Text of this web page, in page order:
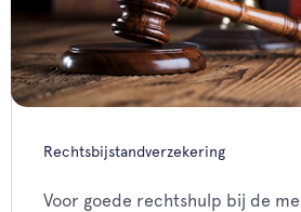
Rechtsbijstandverzekering
Voor goede rechtshulp bij de